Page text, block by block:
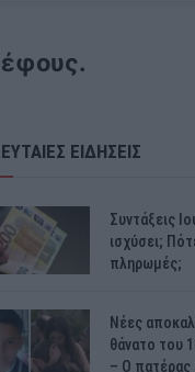
ΕΙΔΗΣΕΙΣ
Συντάξεις
ισχύσει;
πληρωμές;
Νέες
θάνατο του
– Ο πατέρας